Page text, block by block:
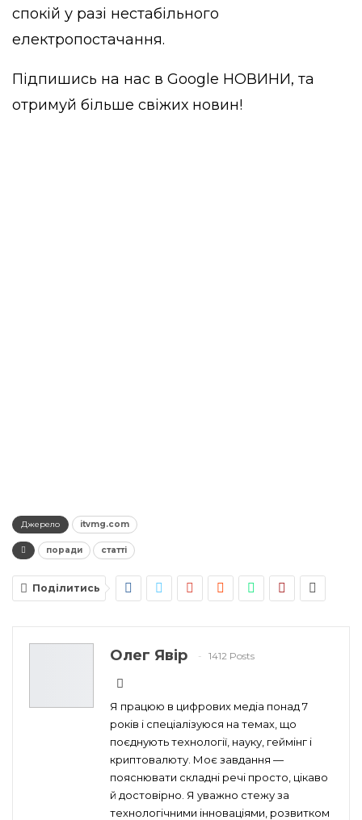
спокій у разі нестабільного
електропостачання.
Підпишись на нас в Google НОВИНИ, та
отримуй більше свіжих новин!
Джерело itvmg.com
поради статті
Поділитись
Олег Явір 1412 Posts
Я працюю в цифрових медіа понад 7
років і спеціалізуюся на темах, що
поєднують технології, науку, геймінг і
криптовалюту. Моє завдання —
пояснювати складні речі просто, цікаво
й достовірно. Я уважно стежу за
технологічними інноваціями, розвитком